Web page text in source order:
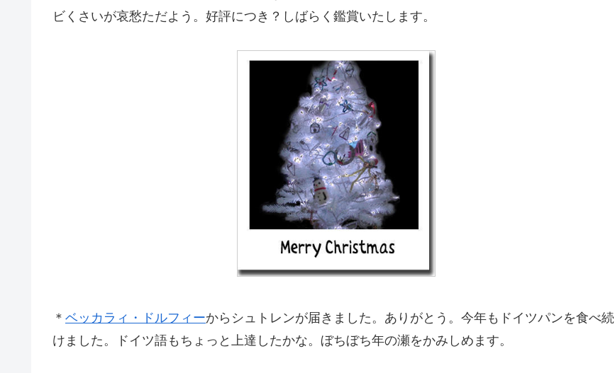
ビくさいが哀愁ただよう。好評につき？しばらく鑑賞いたします。
＊ ベッカラィ・ドルフィーからシュトレンが届きました。ありがとう。今年もドイツパンを食べ続
けました。ドイツ語もちょっと上達したかな。ぼちぼち年の瀬をかみしめます。